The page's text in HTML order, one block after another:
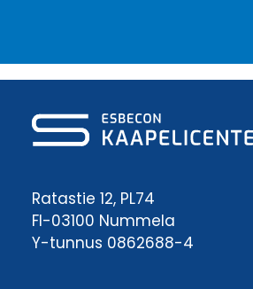
Ratastie 12, PL74
FI-03100 Nummela
Y-tunnus 0862688-4